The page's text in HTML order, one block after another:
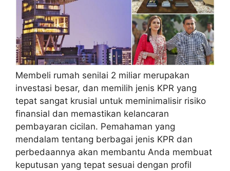
Membeli rumah senilai 2 miliar merupakan
investasi besar, dan memilih jenis KPR yang
tepat sangat krusial untuk meminimalisir risiko
finansial dan memastikan kelancaran
pembayaran cicilan. Pemahaman yang
mendalam tentang berbagai jenis KPR dan
perbedaannya akan membantu Anda membuat
keputusan yang tepat sesuai dengan profil